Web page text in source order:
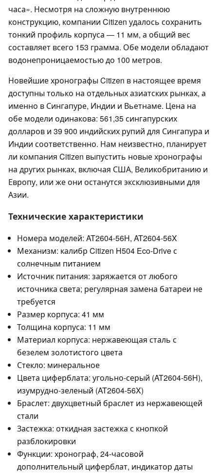
часа». Несмотря на сложную внутреннюю
конструкцию, компании Citizen удалось сохранить
тонкий профиль корпуса — 11 мм, а общий вес
составляет всего 153 грамма. Обе модели обладают
водонепроницаемостью до 100 метров.
Новейшие хронографы Citizen в настоящее время
доступны только на отдельных азиатских рынках, а
именно в Сингапуре, Индии и Вьетнаме. Цена на
обе модели одинакова: 561,35 сингапурских
долларов и 39 900 индийских рупий для Сингапура и
Индии соответственно. Нам неизвестно, планирует
ли компания Citizen выпустить новые хронографы
на других рынках, включая США, Великобританию и
Европу, или же они останутся эксклюзивными для
Азии.
Технические характеристики
Номера моделей: AT2604-56H, AT2604-56X
Механизм: калибр Citizen H504 Eco-Drive с
солнечным питанием
Источник питания: заряжается от любого
источника света; регулярная замена батареи не
требуется
Размер корпуса: 41 мм
Толщина корпуса: 11 мм
Материал корпуса: нержавеющая сталь с
безелем золотистого цвета
Стекло: минеральное
Цвета циферблата: угольно-серый (AT2604-56H),
изумрудно-зеленый (AT2604-56X)
Браслет: двухцветный браслет из нержавеющей
стали
Застежка: откидная застежка с кнопкой
разблокировки
Функции: хронограф, 24-часовой
дополнительный циферблат, индикатор даты